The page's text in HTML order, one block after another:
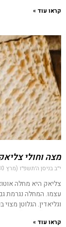
קראו עוד »
מצה וחולי
י״ב בניסן ה׳תשפ״ו (מרץ 30, 2026)
צליאק היא מחלה
עצמו. המחלה נגרמת
וגליאדין. הגלוטן מצוי
קראו עוד »